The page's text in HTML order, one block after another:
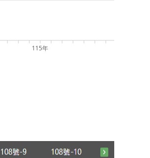
115年